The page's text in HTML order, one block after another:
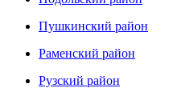
Пушкинский район
Раменский район
Рузский район